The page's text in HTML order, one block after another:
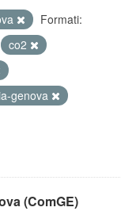
Formati:
co2
genova
(ComGE)